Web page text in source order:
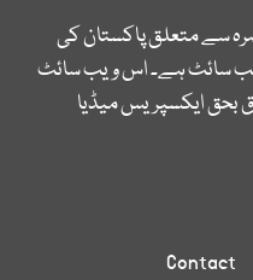
سے متعلق پاکستان کی
سائٹ ہے۔ اس ویب سائٹ
بحق ایکسپریس میڈیا
Contact